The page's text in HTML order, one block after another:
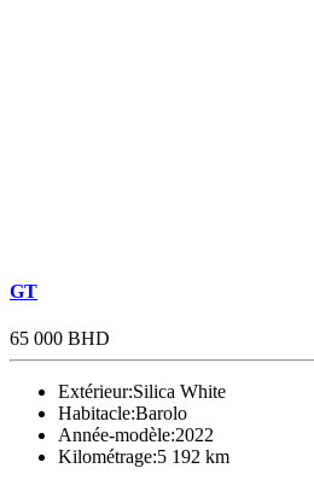
GT
65 000 BHD
Extérieur:Silica White
Habitacle:Barolo
Année-modèle:2022
Kilométrage:5 192 km